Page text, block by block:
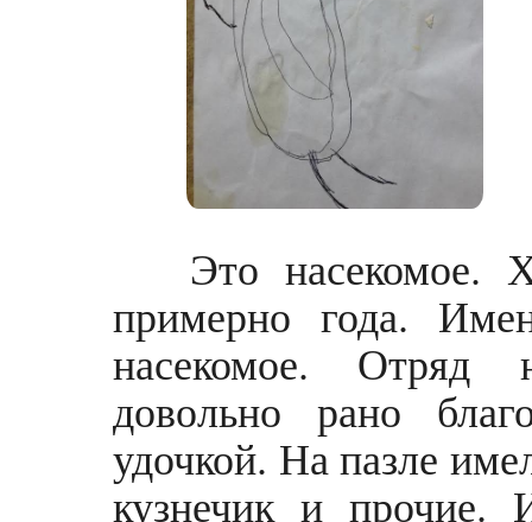
Это насекомое.
примерно года.
насекомое. Отряд
довольно рано
удочкой. На пазле
кузнечик и